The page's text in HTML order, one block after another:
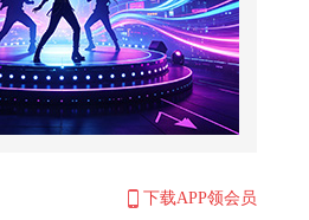
这个视频也太好看了吧。#二次元 #
原创动画 #游戏 #搞笑游戏 #AI
923
周总理力保陈毅评元帅，为何不保
下载APP领会员